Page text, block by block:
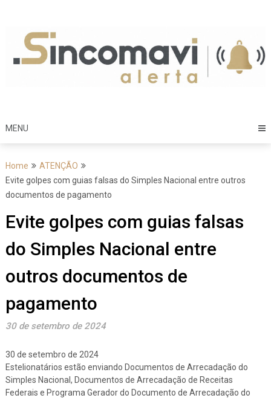
content
MENU
Home
ATENÇÃO
Evite golpes com guias falsas do Simples Nacional entre outros
documentos de pagamento
Evite golpes com guias falsas
do Simples Nacional entre
outros documentos de
pagamento
30 de setembro de 2024
30 de setembro de 2024
Estelionatários estão enviando Documentos de Arrecadação do
Simples Nacional, Documentos de Arrecadação de Receitas
Federais e Programa Gerador do Documento de Arrecadação do